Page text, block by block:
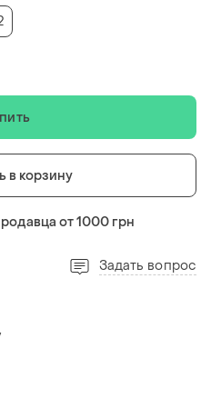
в корзину
от 1000 грн
Задать вопрос